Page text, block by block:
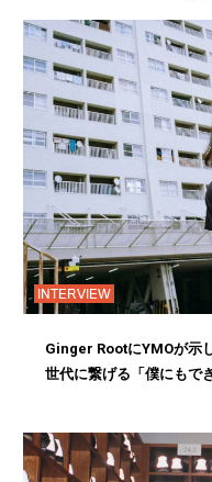
INTERVIEW
Ginger RootにYMOが示
世代に繋げる「僕にもで